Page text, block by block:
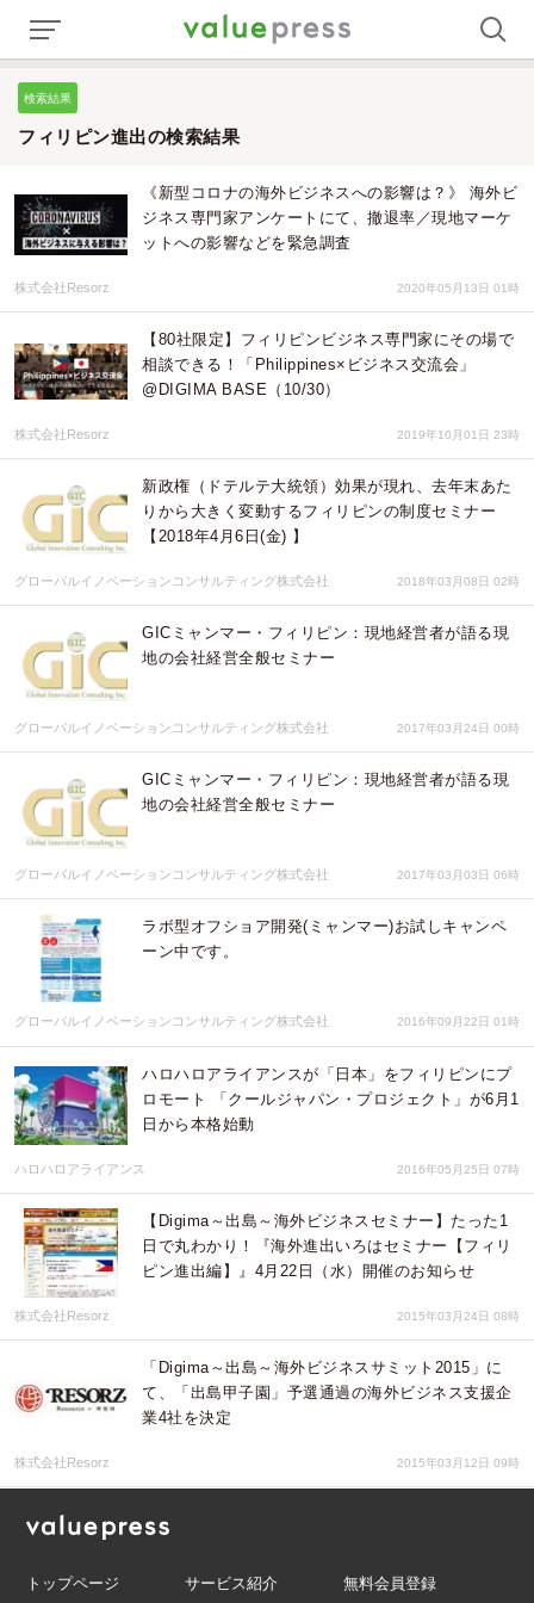
検索結果
フィリピン進出の検索結果
《新型コロナの海外ビジネスへの影響は？》 海外ビ
ジネス専門家アンケートにて、撤退率／現地マーケ
ットへの影響などを緊急調査
株式会社Resorz 2020年05月13日 01時
【80社限定】フィリピンビジネス専門家にその場で
相談できる！「Philippines×ビジネス交流会」
@DIGIMA BASE（10/30）
株式会社Resorz 2019年10月01日 23時
新政権（ドテルテ大統領）効果が現れ、去年末あた
りから大きく変動するフィリピンの制度セミナー
【2018年4月6日(金) 】
グローバルイノベーションコンサルティング株式会社 2018年03月08日 02時
GICミャンマー・フィリピン：現地経営者が語る現
地の会社経営全般セミナー
グローバルイノベーションコンサルティング株式会社 2017年03月24日 00時
GICミャンマー・フィリピン：現地経営者が語る現
地の会社経営全般セミナー
グローバルイノベーションコンサルティング株式会社 2017年03月03日 06時
ラボ型オフショア開発(ミャンマー)お試しキャンペ
ーン中です。
グローバルイノベーションコンサルティング株式会社 2016年09月22日 01時
ハロハロアライアンスが「日本」をフィリピンにプ
ロモート 「クールジャパン・プロジェクト」が6月1
日から本格始動
ハロハロアライアンス 2016年05月25日 07時
【Digima～出島～海外ビジネスセミナー】たった1
日で丸わかり！『海外進出いろはセミナー【フィリ
ピン進出編】』4月22日（水）開催のお知らせ
株式会社Resorz 2015年03月24日 08時
「Digima～出島～海外ビジネスサミット2015」に
て、「出島甲子園」予選通過の海外ビジネス支援企
業4社を決定
株式会社Resorz 2015年03月12日 09時
トップページ サービス紹介 無料会員登録